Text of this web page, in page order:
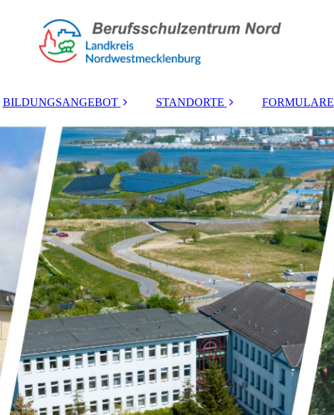
BILDUNGSANGEBOT
Berufliches
Gymnasium
höhere
Berufsfachschule
Berufsschule
Berufsfachschule
Berufsvorbereitung
STANDORTE
Lübsche Straße
Mozartstraße
Zierow
Wohnheim
FORMULARE